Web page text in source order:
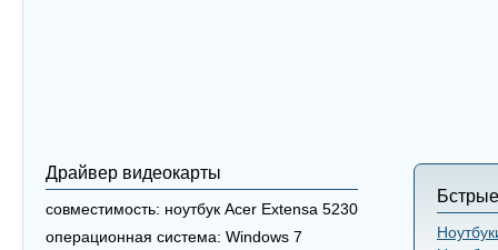
Драйвер видеокарты
совместимость: ноутбук Acer Extensa 5230
операционная система: Windows 7